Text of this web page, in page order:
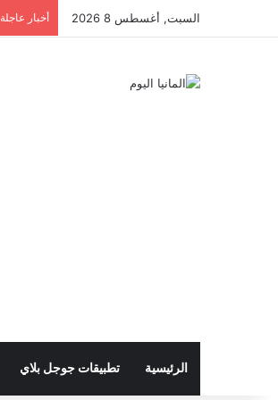
السبت, أغسطس 8 2026 أخبار عاجلة
الرئيسية تطبيقات جوجل بلاي